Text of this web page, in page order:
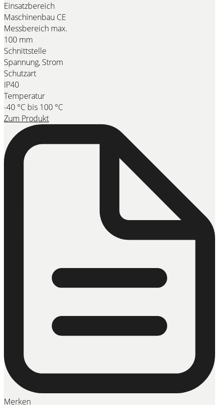
Einsatzbereich
Maschinenbau CE
Messbereich max.
100 mm
Schnittstelle
Spannung, Strom
Schutzart
IP40
Temperatur
-40 °C bis 100 °C
Zum Produkt
Merken